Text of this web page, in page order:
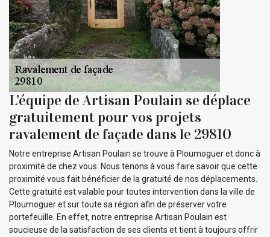
L’équipe de Artisan Poulain se déplace
gratuitement pour vos projets
ravalement de façade dans le 29810
Notre entreprise Artisan Poulain se trouve à Ploumoguer et donc à
proximité de chez vous. Nous tenons à vous faire savoir que cette
proximité vous fait bénéficier de la gratuité de nos déplacements.
Cette gratuité est valable pour toutes intervention dans la ville de
Ploumoguer et sur toute sa région afin de préserver votre
portefeuille. En effet, notre entreprise Artisan Poulain est
soucieuse de la satisfaction de ses clients et tient à toujours offrir